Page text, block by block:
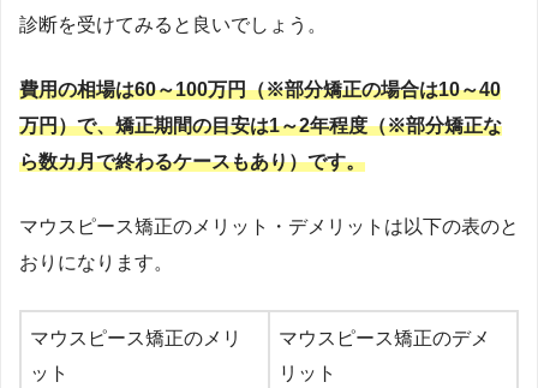
診断を受けてみると良いでしょう。
費用の相場は60～100万円（※部分矯正の場合は10～40
万円）で、矯正期間の目安は1～2年程度（※部分矯正な
ら数カ月で終わるケースもあり）です。
マウスピース矯正のメリット・デメリットは以下の表のと
おりになります。
マウスピース矯正のメリ
ット
マウスピース矯正のデメ
リット